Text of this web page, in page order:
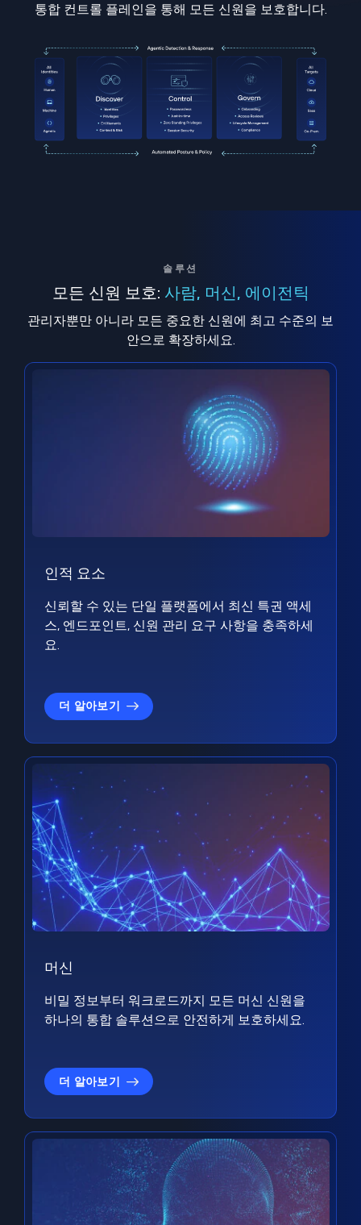
통합 컨트롤 플레인을 통해 모든 신원을 보호합니다.
솔루션
모든 신원 보호: 사람, 머신, 에이전틱
관리자뿐만 아니라 모든 중요한 신원에 최고 수준의 보
안으로 확장하세요.
인적 요소
신뢰할 수 있는 단일 플랫폼에서 최신 특권 액세
스, 엔드포인트, 신원 관리 요구 사항을 충족하세
요.
더 알아보기
머신
비밀 정보부터 워크로드까지 모든 머신 신원을
하나의 통합 솔루션으로 안전하게 보호하세요.
더 알아보기